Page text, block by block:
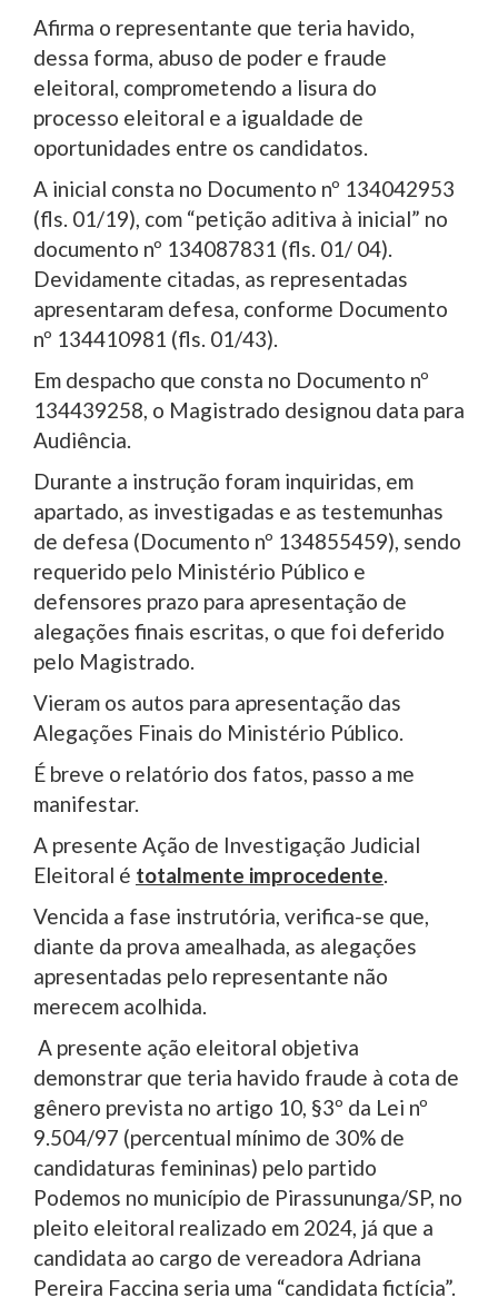
Afirma o representante que teria havido,
dessa forma, abuso de poder e fraude
eleitoral, comprometendo a lisura do
processo eleitoral e a igualdade de
oportunidades entre os candidatos.
A inicial consta no Documento nº 134042953
(fls. 01/19), com “petição aditiva à inicial” no
documento nº 134087831 (fls. 01/ 04).
Devidamente citadas, as representadas
apresentaram defesa, conforme Documento
nº 134410981 (fls. 01/43).
Em despacho que consta no Documento nº
134439258, o Magistrado designou data para
Audiência.
Durante a instrução foram inquiridas, em
apartado, as investigadas e as testemunhas
de defesa (Documento nº 134855459), sendo
requerido pelo Ministério Público e
defensores prazo para apresentação de
alegações finais escritas, o que foi deferido
pelo Magistrado.
Vieram os autos para apresentação das
Alegações Finais do Ministério Público.
É breve o relatório dos fatos, passo a me
manifestar.
A presente Ação de Investigação Judicial
Eleitoral é totalmente improcedente
Vencida a fase instrutória, verifica-se que,
diante da prova amealhada, as alegações
apresentadas pelo representante não
merecem acolhida.
A presente ação eleitoral objetiva
demonstrar que teria havido fraude à cota de
gênero prevista no artigo 10, §3º da Lei nº
9.504/97 (percentual mínimo de 30% de
candidaturas femininas) pelo partido
Podemos no município de Pirassununga/SP, no
pleito eleitoral realizado em 2024, já que a
candidata ao cargo de vereadora Adriana
Pereira Faccina seria uma “candidata fictícia”.